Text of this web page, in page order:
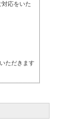
応をいた
ただきます